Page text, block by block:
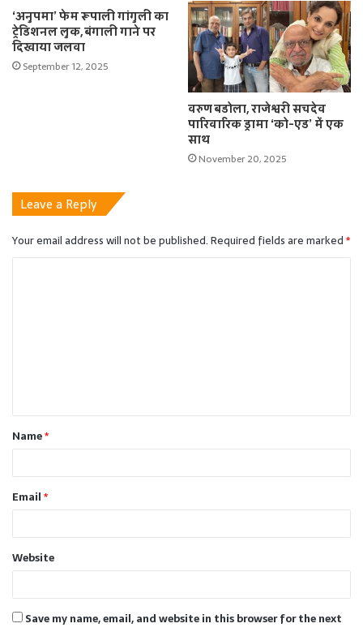
‘अनुपमा’ फेम रूपाली गांगुली का
ट्रेडिशनल लुक, बंगाली गाने पर
दिखाया जलवा
September 12, 2025
वरुण बडोला, राजेश्वरी सचदेव
पारिवारिक ड्रामा ‘को-एड’ में एक
साथ
November 20, 2025
Leave a Reply
Your email address will not be published.Required fields are marked*
t
*Name*
Email*
Website
Save my name, email, and website in this browser for the next